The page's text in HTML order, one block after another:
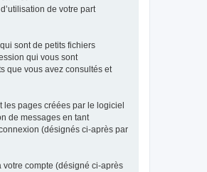
de votre part
sont de petits fichiers
qui vous sont
que vous avez consultés et
les pages créées par le logiciel
de messages en tant
(désignés ci-après par
votre compte (désigné ci-après